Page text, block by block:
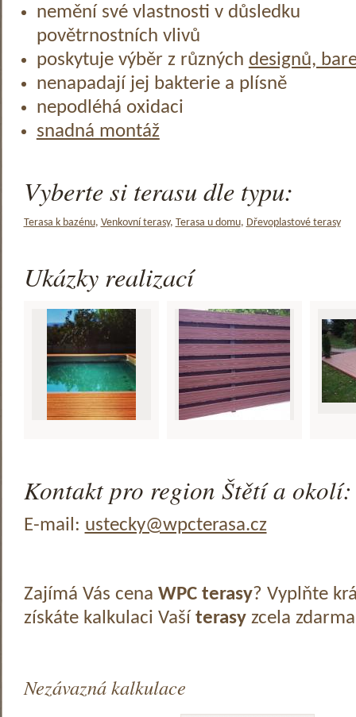
nemění své vlastnosti v důsledku
povětrnostních vlivů
poskytuje výběr z různých designů,
nenapadají jej bakterie a plísně
nepodléhá oxidaci
snadná montáž
Vyberte si terasu dle typu:
Terasa k bazénu, Venkovní terasy, Terasa u domu, Dřevoplastové terasy
Ukázky realizací
Kontakt pro region Štětí a okolí:
E-mail: ustecky@wpcterasa.cz
Zajímá Vás cena WPC terasy? Vyplňte
získáte kalkulaci Vaší terasyzcela
Nezávazná kalkulace